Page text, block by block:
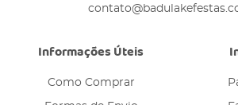
Informações Úteis
Como Comprar